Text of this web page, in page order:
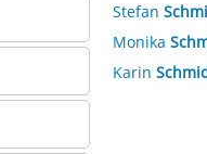
Stefan
Monika
Karin